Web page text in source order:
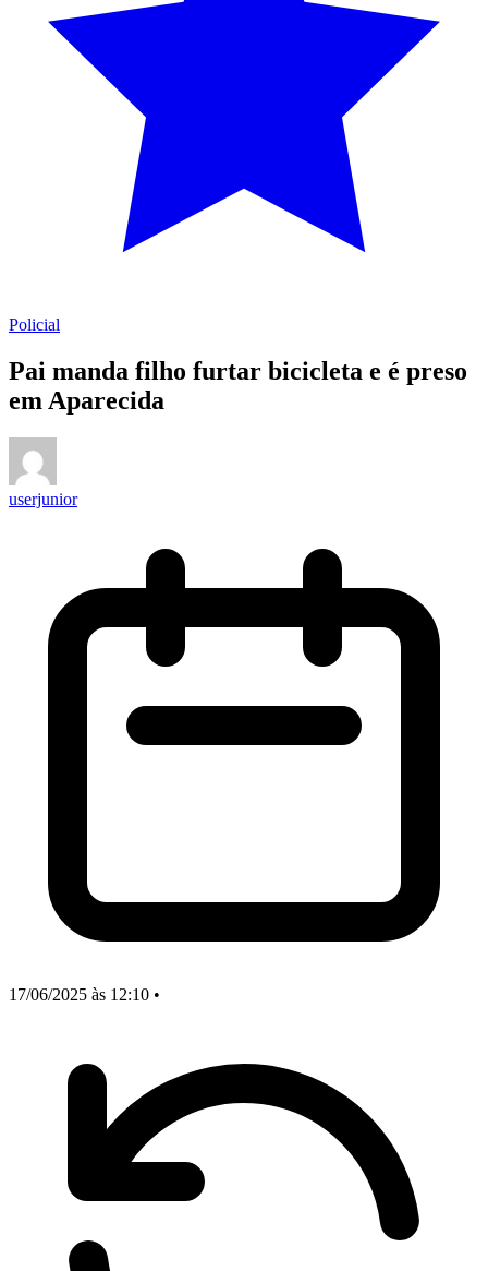
Policial
Pai manda filho furtar bicicleta e é preso
em Aparecida
userjunior
17/06/2025 às 12:10 •